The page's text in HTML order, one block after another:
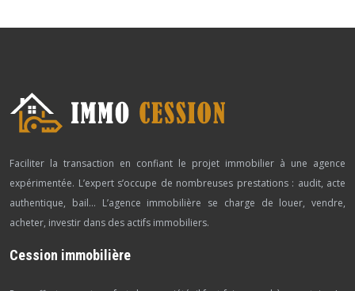
Faciliter la transaction en confiant le projet immobilier à une agence
expérimentée. L’expert s’occupe de nombreuses prestations : audit, acte
authentique, bail… L’agence immobilière se charge de louer, vendre,
acheter, investir dans des actifs immobiliers.
Cession immobilière